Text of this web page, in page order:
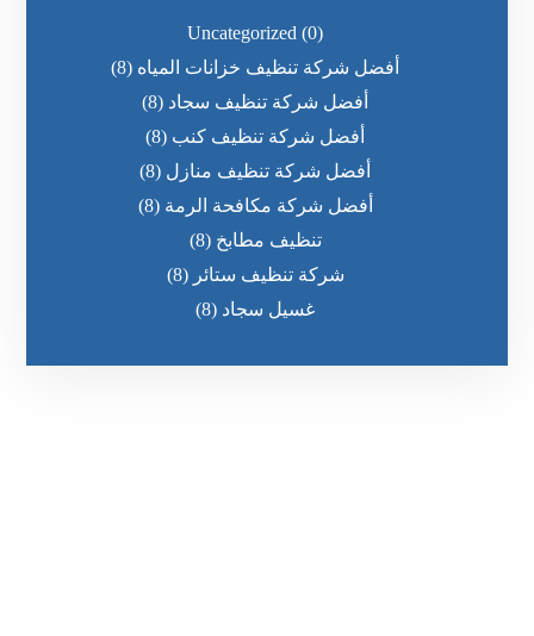
Uncategorized (0)
أفضل شركة تنظيف خزانات المياه (8)
أفضل شركة تنظيف سجاد (8)
أفضل شركة تنظيف كنب (8)
أفضل شركة تنظيف منازل (8)
أفضل شركة مكافحة الرمة (8)
تنظيف مطابخ (8)
شركة تنظيف ستائر (8)
غسيل سجاد (8)